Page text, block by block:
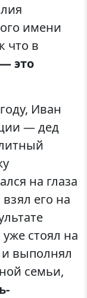
имени
что в
это
Иван
— дед
на глаза
его на
стоял на
выполнял
семьи,